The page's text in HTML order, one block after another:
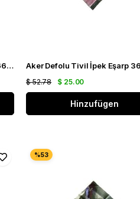
Aker Defolu Tivil İpek Eşarp 36166 Lacivert Hardal Sarı
$ 25.00
$ 52.78
Hinzufügen